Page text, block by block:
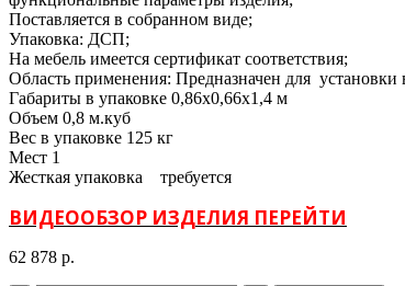
Поставляется в собранном виде;
Упаковка: ДСП;
На мебель имеется сертификат соответствия;
Область применения: Предназначен для установки
Габариты в упаковке 0,86х0,66х1,4 м
Объем 0,8 м.куб
Вес в упаковке 125 кг
Мест 1
Жесткая упаковка требуется
ВИДЕООБЗОР ИЗДЕЛИЯ ПЕРЕЙТИ
62 878 р.